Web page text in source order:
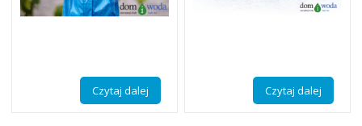
Czytaj dalej Czytaj dalej